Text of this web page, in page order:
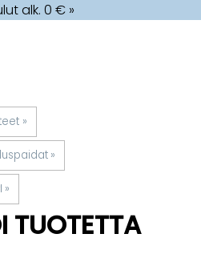
alk. 0 € »
‪»
‪»
‪»
TUOTETTA